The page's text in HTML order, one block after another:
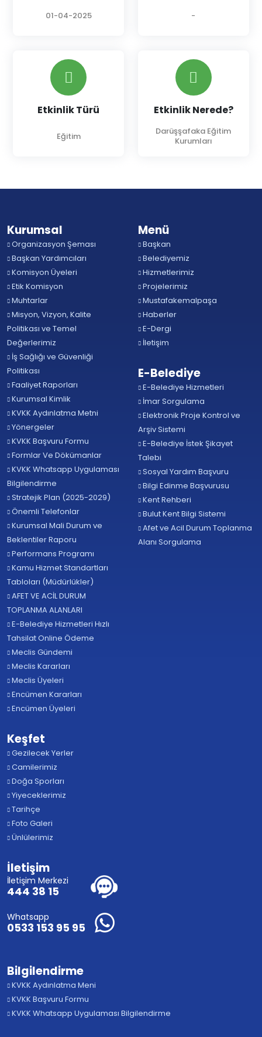
01-04-2025 -
Etkinlik Türü
Eğitim
Etkinlik Nerede?
Darüşşafaka Eğitim
Kurumları
Kurumsal
Organizasyon Şeması
Başkan Yardımcıları
Komisyon Üyeleri
Etik Komisyon
Muhtarlar
Misyon, Vizyon, Kalite
Politikası ve Temel
Değerlerimiz
İş Sağlığı ve Güvenliği
Politikası
Faaliyet Raporları
Kurumsal Kimlik
KVKK Aydınlatma Metni
Yönergeler
KVKK Başvuru Formu
Formlar Ve Dökümanlar
KVKK Whatsapp Uygulaması
Bilgilendirme
Stratejik Plan (2025-2029)
Önemli Telefonlar
Kurumsal Mali Durum ve
Beklentiler Raporu
Performans Programı
Kamu Hizmet Standartları
Tabloları (Müdürlükler)
AFET VE ACİL DURUM
TOPLANMA ALANLARI
E-Belediye Hizmetleri Hızlı
Tahsilat Online Ödeme
Meclis Gündemi
Meclis Kararları
Meclis Üyeleri
Encümen Kararları
Encümen Üyeleri
Menü
Başkan
Belediyemiz
Hizmetlerimiz
Projelerimiz
Mustafakemalpaşa
Haberler
E-Dergi
İletişim
E-Belediye
E-Belediye Hizmetleri
İmar Sorgulama
Elektronik Proje Kontrol ve
Arşiv Sistemi
E-Belediye İstek Şikayet
Talebi
Sosyal Yardım Başvuru
Bilgi Edinme Başvurusu
Kent Rehberi
Bulut Kent Bilgi Sistemi
Afet ve Acil Durum Toplanma
Alanı Sorgulama
Keşfet
Gezilecek Yerler
Camilerimiz
Doğa Sporları
Yiyeceklerimiz
Tarihçe
Foto Galeri
Ünlülerimiz
İletişim
İletişim Merkezi
444 38 15
Whatsapp
0533 153 95 95
Bilgilendirme
KVKK Aydınlatma Meni
KVKK Başvuru Formu
KVKK Whatsapp Uygulaması Bilgilendirme